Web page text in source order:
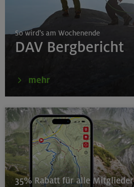
So wird's am Wochenende
DAV Bergbericht
mehr
35% Rabatt für alle Mitglieder